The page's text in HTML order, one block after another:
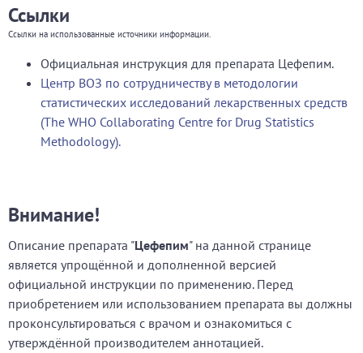
Ссылки
Ссылки на использованные источники информации.
Официальная инструкция для препарата Цефепим.
Центр ВОЗ по сотрудничеству в методологии
статистических исследований лекарственных средств
(The WHO Collaborating Centre for Drug Statistics
Methodology).
Внимание!
Описание препарата "Цефепим" на данной странице
является упрощённой и дополненной версией
официальной инструкции по применению. Перед
приобретением или использованием препарата вы должны
проконсультироваться с врачом и ознакомиться с
утверждённой производителем аннотацией.